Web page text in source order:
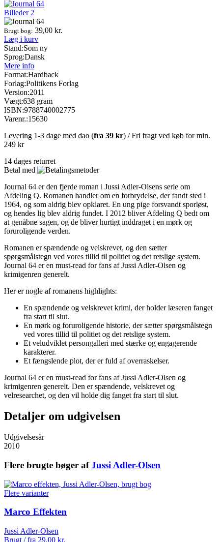
Billeder 2
Brugt bog: 39,00 kr.
Læg i kurv
Stand:Som ny
Sprog:Dansk
Mere info
Format:Hardback
Forlag:Politikens Forlag
Version:2011
Vægt:638 gram
ISBN:9788740002775
Varenr.:15630
Levering 1-3 dage med dao (fra 39 kr) / Fri fragt ved køb for min.
249 kr
14 dages returret
Betal med
Journal 64 er den fjerde roman i Jussi Adler-Olsens serie om
Afdeling Q. Romanen handler om en forbrydelse, der fandt sted i
1964, og som aldrig blev opklaret. En ung pige forsvandt sporløst,
og hendes lig blev aldrig fundet. I 2012 bliver Afdeling Q bedt om
at genåbne sagen, og de bliver hurtigt inddraget i en mørk og
foruroligende verden.
Romanen er spændende og velskrevet, og den sætter
spørgsmålstegn ved vores tillid til politiet og det retslige system.
Journal 64 er en must-read for fans af Jussi Adler-Olsen og
krimigenren generelt.
Her er nogle af romanens highlights:
En spændende og velskrevet krimi, der holder læseren fanget
fra start til slut.
En mørk og foruroligende historie, der sætter spørgsmålstegn
ved vores tillid til politiet og det retslige system.
Et veludviklet persongalleri med stærke og engagerende
karakterer.
Et fængslende plot, der er fuld af overraskelser.
Journal 64 er en must-read for fans af Jussi Adler-Olsen og
krimigenren generelt. Den er spændende, velskrevet og
velresearchet, og den vil holde dig fanget fra start til slut.
Detaljer om udgivelsen
Udgivelsesår
2010
Flere brugte bøger afJussi Adler-Olsen
Flere varianter
Marco Effekten
Jussi Adler-Olsen
Brugt / fra 29,00 kr.